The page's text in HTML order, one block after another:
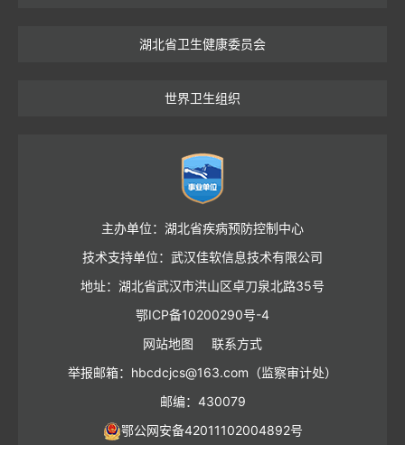
湖北省卫生健康委员会
世界卫生组织
主办单位：湖北省疾病预防控制中心
技术支持单位：武汉佳软信息技术有限公司
地址：湖北省武汉市洪山区卓刀泉北路35号
鄂ICP备10200290号-4
网站地图
联系方式
举报邮箱：hbcdcjcs@163.com（监察审计处）
邮编：430079
鄂公网安备42011102004892号